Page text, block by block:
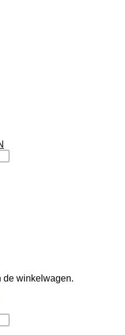
de winkelwagen.